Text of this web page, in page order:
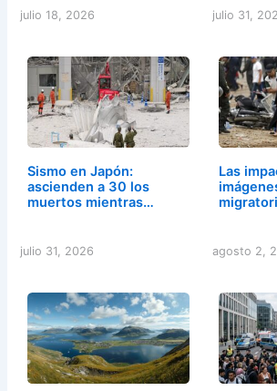
julio 18, 2026 julio 31,
Sismo en Japón:
ascienden a 30 los
muertos mientras…
julio 31, 2026
Las
agosto 2,